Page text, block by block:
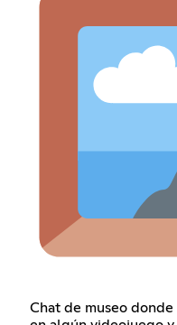
Chat de museo